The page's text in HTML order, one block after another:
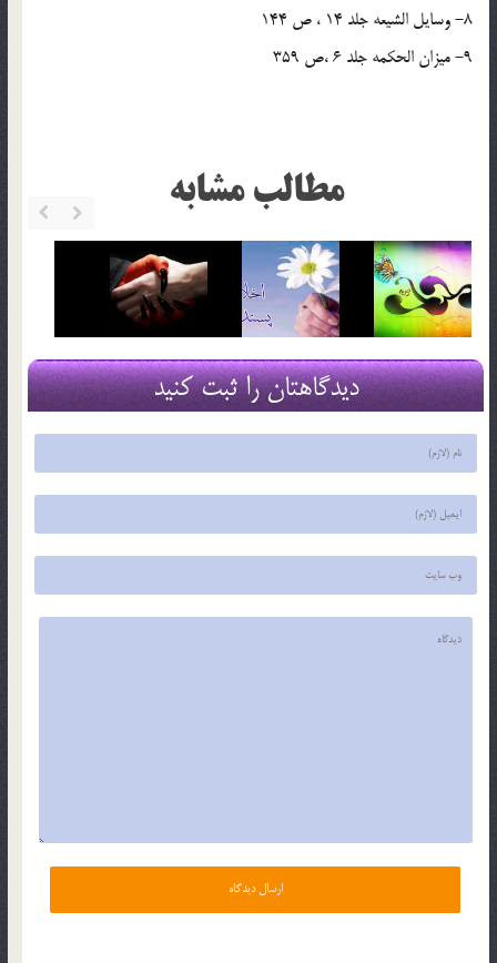
8- وسايل الشيعه جلد 14 ، ص 144
9- ميزان الحکمه جلد 6 ،ص 359
مطالب مشابه
دیدگاهتان را ثبت کنید